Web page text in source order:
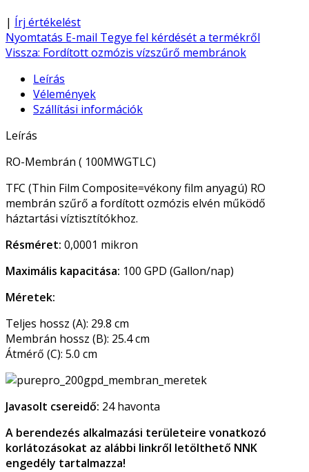
| Írj értékelést
Nyomtatás E-mail Tegye fel kérdését a termékről
Vissza: Fordított ozmózis vízszűrő membránok
Leírás
Vélemények
Szállítási információk
Leírás
RO-Membrán ( 100MWGTLC)
TFC (Thin Film Composite=vékony film anyagú) RO
membrán szűrő a fordított ozmózis elvén működő
háztartási víztisztítókhoz.
Résméret: 0,0001 mikron
Maximális kapacitása: 100 GPD (Gallon/nap)
Méretek:
Teljes hossz (A): 29.8 cm
Membrán hossz (B): 25.4 cm
Átmérő (C): 5.0 cm
Javasolt csereidő: 24 havonta
A berendezés alkalmazási területeire vonatkozó
korlátozásokat az alábbi linkről letölthető NNK
engedély tartalmazza!